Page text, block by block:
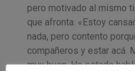
pero motivado al mismo
que afronta: «Estoy
nada, pero contento
compañeros y estar acá.
muy buen. He estado